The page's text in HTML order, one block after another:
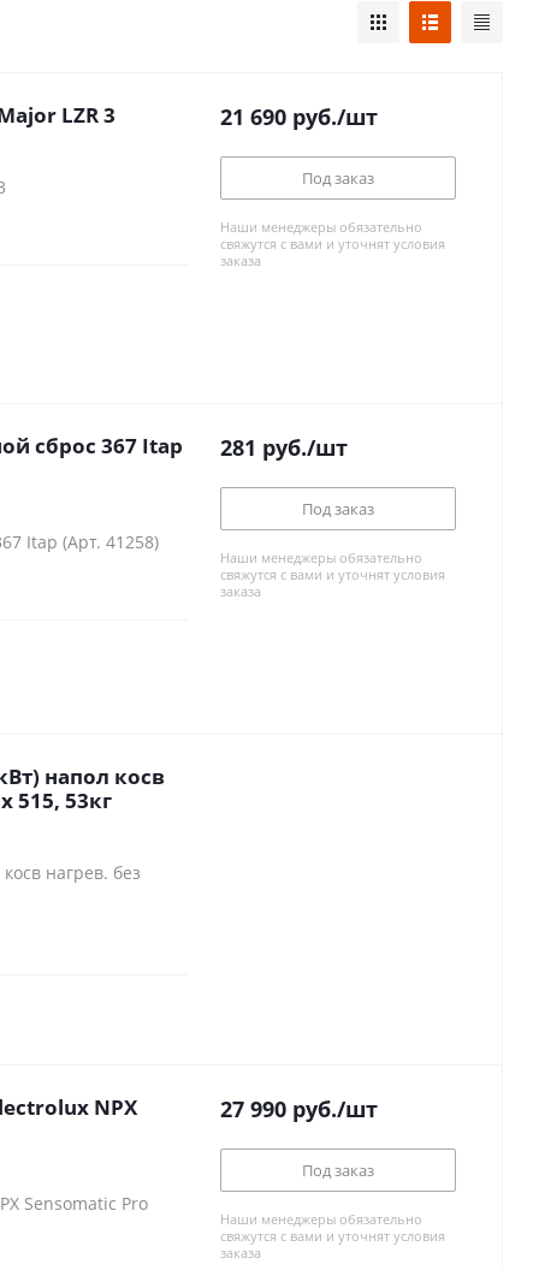
LZR 3 21 690 руб./шт
Под заказ
Наши менеджеры обязательно
свяжутся с вами и уточнят условия
заказа
сброс 367 Itap
Itap (Арт. 41258)
281 руб./шт
Под заказ
Наши менеджеры обязательно
свяжутся с вами и уточнят условия
заказа
напол косв
515, 53кг
нагрев. без
NPX
Sensomatic Pro
27 990 руб./шт
Под заказ
Наши менеджеры обязательно
свяжутся с вами и уточнят условия
заказа